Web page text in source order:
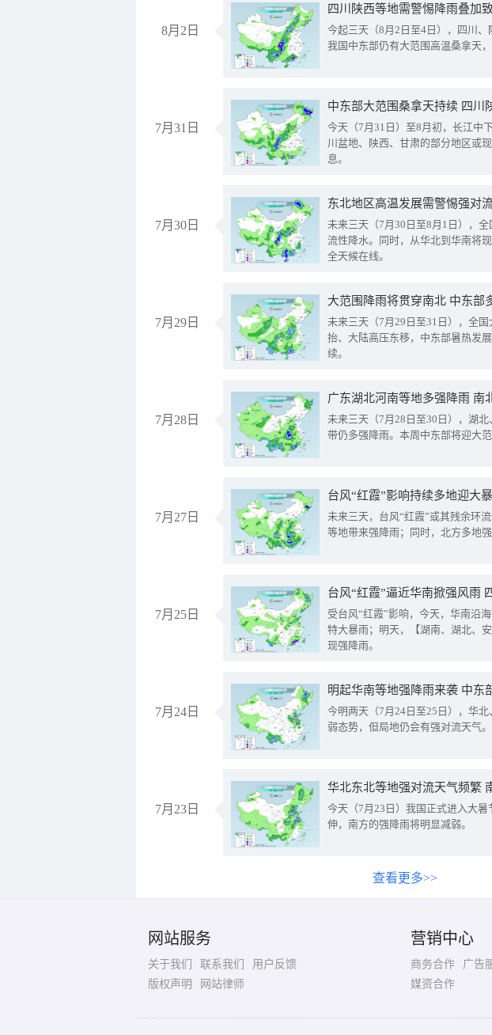
8月2日
今起三天（8月2日至4日），四川、
我国中东部仍有大范围高温桑拿天
7月31日
中东部大范围桑拿天持续 四川
今天（7月31日）至8月初，长江中
川盆地、陕西、甘肃的部分地区或
息。
7月30日
东北地区高温发展需警惕强对
未来三天（7月30日至8月1日），
流性降水。同时，从华北到华南将
全天候在线。
7月29日
大范围降雨将贯穿南北 中东部
未来三天（7月29日至31日），全
抬、大陆高压东移，中东部暑热发
续。
7月28日
广东湖北河南等地多强降雨 南
未来三天（7月28日至30日），湖
带仍多强降雨。本周中东部将迎大
7月27日
台风“红霞”影响持续多地迎大
未来三天，台风“红霞”或其残余环
等地带来强降雨；同时，北方多地
7月25日
台风“红霞”逼近华南掀强风雨
受台风“红霞”影响，今天，华南沿
特大暴雨；明天，【湖南、湖北、
现强降雨。
7月24日
明起华南等地强降雨来袭 中东
今明两天（7月24日至25日），华
弱态势，但局地仍会有强对流天气。
7月23日
华北东北等地强对流天气频繁
今天（7月23日）我国正式进入大
伸，南方的强降雨将明显减弱。
查看更多>>
网站服务
关于我们 联系我们
用户反馈
版权声明
网站律师
营销中心
商务合作
广告
媒资合作